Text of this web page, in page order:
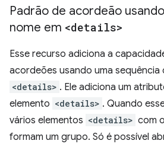
Padrão de acordeão
nome em <details>
Esse recurso adiciona a
acordeões usando uma sequência
<details> . Ele adiciona um
elemento <details> . Quando
vários elementos <details> com
formam um grupo. Só é possível